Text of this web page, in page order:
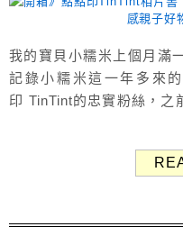
我的寶貝小糯米上個月滿
記錄小糯米這一年多來
印 TinTint的忠實粉絲，之
馬上來開箱！ 點點印相